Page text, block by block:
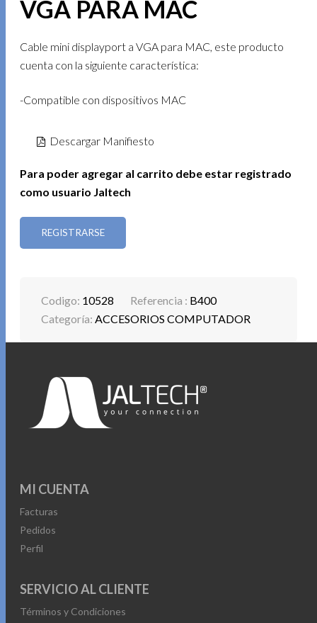
VGA PARA MAC
Cable mini displayport a VGA para MAC, este producto
cuenta con la siguiente característica:
-Compatible con dispositivos MAC
Descargar Manifiesto
Para poder agregar al carrito debe estar registrado
como usuario Jaltech
REGISTRARSE
Codigo: 10528 Referencia : B400
Categoría:ACCESORIOS COMPUTADOR
MI CUENTA
Facturas
Pedidos
Perfil
SERVICIO AL CLIENTE
Términos y Condiciones